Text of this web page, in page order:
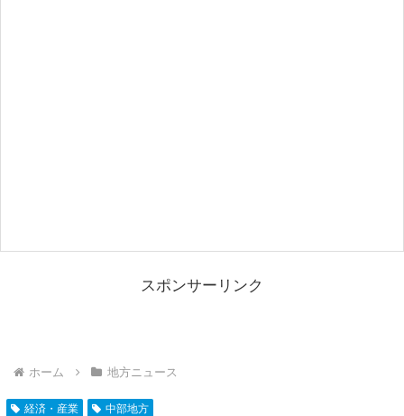
スポンサーリンク
ホーム 地方ニュース
経済・産業 中部地方